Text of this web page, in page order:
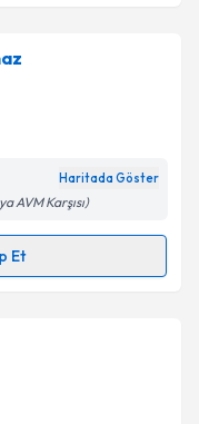
talebi
almanız için bir
bilgilendireceğiz.
ilişkin
belirtilen
Haritada Göster
AVM Karşısı)
Et
takvimi talebi
almanız için bir
bilgilendireceğiz.